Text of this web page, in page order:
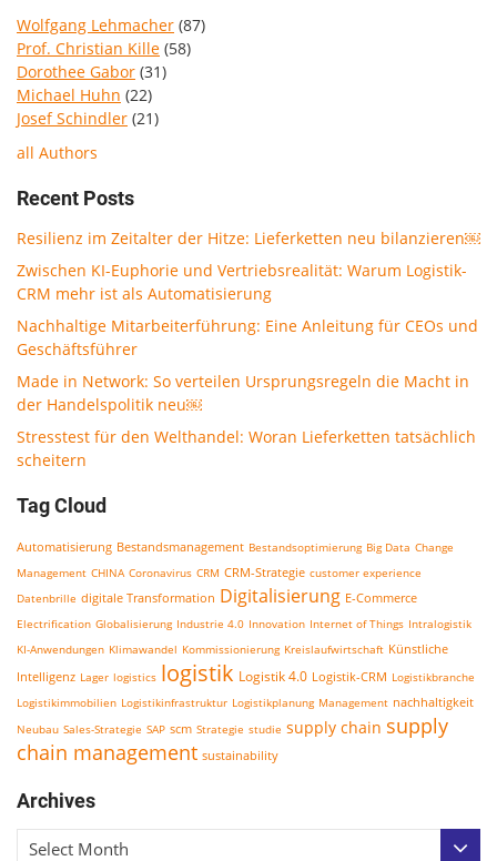
Wolfgang Lehmacher (87)
Prof. Christian Kille (58)
Dorothee Gabor (31)
Michael Huhn (22)
Josef Schindler (21)
all Authors
Recent Posts
Resilienz im Zeitalter der Hitze: Lieferketten neu bilanzieren￼
Zwischen KI-Euphorie und Vertriebsrealität: Warum Logistik-
CRM mehr ist als Automatisierung
Nachhaltige Mitarbeiterführung: Eine Anleitung für CEOs und
Geschäftsführer
Made in Network: So verteilen Ursprungsregeln die Macht in
der Handelspolitik neu￼
Stresstest für den Welthandel: Woran Lieferketten tatsächlich
scheitern
Tag Cloud
Automatisierung Bestandsmanagement Bestandsoptimierung Big Data Change
Management CHINA Coronavirus CRM CRM-Strategie customer experience
Datenbrille digitale Transformation Digitalisierung E-Commerce
Electrification Globalisierung Industrie 4.0 Innovation Internet of Things Intralogistik
KI-Anwendungen Klimawandel Kommissionierung Kreislaufwirtschaft Künstliche
Intelligenz Lager logistics logistik Logistik 4.0 Logistik-CRM Logistikbranche
Logistikimmobilien Logistikinfrastruktur Logistikplanung Management nachhaltigkeit
Neubau Sales-Strategie SAP scm Strategie studie supply chain supply
chain management sustainability
Archives
Select Month